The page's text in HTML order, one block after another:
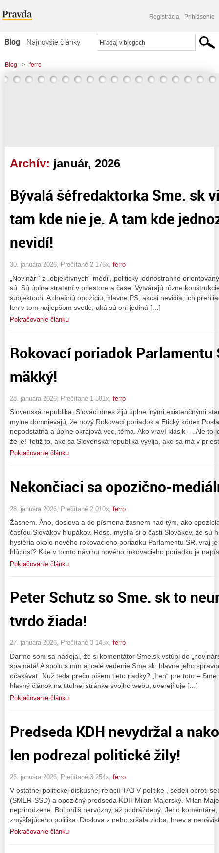
Registrácia Prihlásenie
Blog
Najnovšie články
Najčítanejšie články
Najkomentovanejšie články
Blog > ferro
Archív: január, 2026
Bývalá šéfredaktorka Sme. sk
tam kde nie je. A tam kde
nevidí!
30. januára 2026, Prečítané 2 176x, ferro
„Novinári“ z „objektívnych“ médií, politicky jednostranne
sú. Sú úplne stratení v priestore a čase. Vytvárajú rôzne
subjektoch. A dnešnú opozíciu, hlavne PS, akosi nevidia, ich
len v tom najlepšom svetle, aká sú oni jediná […]
Pokračovanie článku
Rokovací poriadok Parlamentu
mäkký!
28. januára 2026, Prečítané 1 581x, ferro
Slovenská republika, Slováci dnes žijú úplne inými existenčnými
mylne domnievajú, že nový Rokovací poriadok a Etický kódex
nepodstatná a úplne okrajová vec, téma. Ako vraví klasik – „Ale to
že je! Totiž to, ako sa Slovenská republika vyvíja, ako sa má v
Pokračovanie článku
Nekončiaci sa opozično-
28. januára 2026, Prečítané 2 010x, ferro
Žasnem. Áno, doslova a do písmena žasnem nad tým, ako
časťou Slovákov hlupákov. Resp. myslia si o časti Slovákov, že sú
hystéria okolo nového rokovacieho poriadku Parlamentu SR, vraj
hlúposť? Kde v tomto návrhu nového rokovacieho poriadku je
Pokračovanie článku
Peter Schutz so Sme. sk to
tvrdo žiada!
27. januára 2026, Prečítané 3 145x, ferro
Darmo som sa nádejal, že si komentátor Sme.sk vstúpi do
spamätá! A spolu s ním aj celé vedenie Sme.sk, hlavne jeho
očakávať. Nuž teda prečo píšem tieto riadky? „Len“ pre toto –
hlavný článok na titulnej stránke svojho webu, uverejňuje […]
Pokračovanie článku
Predseda KDH nevydržal a
len podrezal politické žily!
26. januára 2026, Prečítané 3 254x, ferro
V ostatnej politickej diskusnej relácií TA3 V politike , sedeli oproti
(SMER-SSD) a opozičný predseda KDH Milan Majerský. Milan
neprirodzene. Bol príliš nervózny, až podráždený. Jeho
zmýšľajúceho politika. Doslova z neho sršala zloba, hnev a
Pokračovanie článku